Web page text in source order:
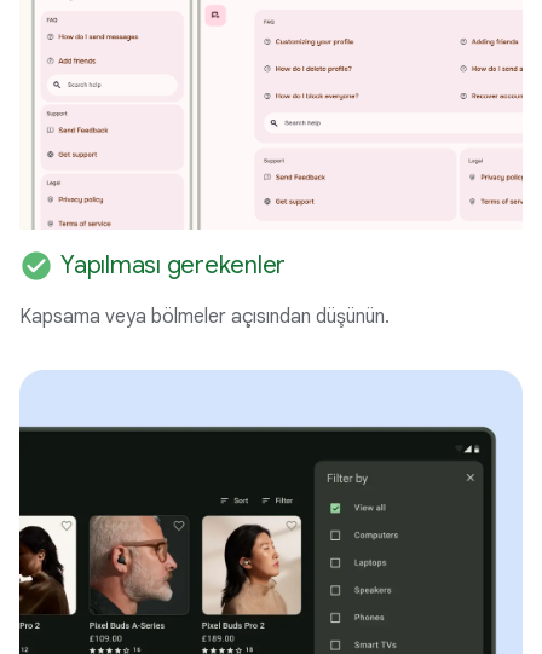
check_circle Yapılması gerekenler
Kapsama veya bölmeler açısından düşünün.